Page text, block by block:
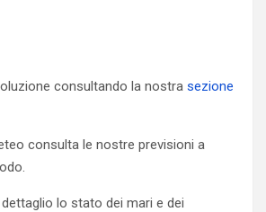
consultando la nostra sezione
consulta le nostre previsioni a
lo stato dei mari e dei